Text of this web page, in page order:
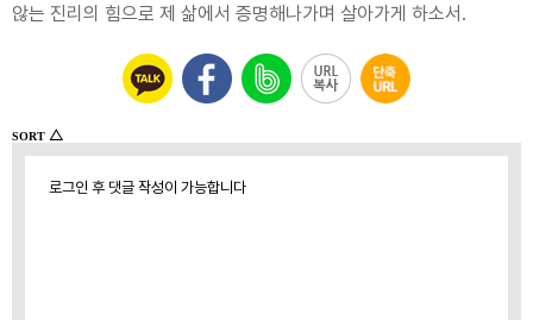
않는 진리의 힘으로 제 삶에서 증명해나가며 살아가게 하소서.
SORT △
로그인 후 댓글 작성이 가능합니다